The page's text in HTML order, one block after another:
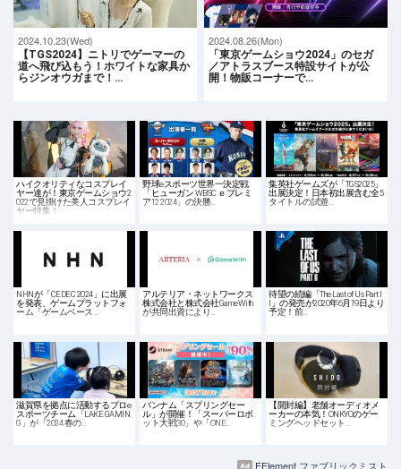
2024.10.23(Wed)
【TGS2024】ニトリでゲーマーの
道へ飛び込もう！ホワイトな家具か
らジンオウガまで！…
2024.08.26(Mon)
「東京ゲームショウ2024」のセガ
／アトラスブース特設サイトが公
開！物販コーナーで…
ハイクオリティなコスプレイ
ヤー達が！東京ゲームショウ2
022で見掛けた美人コスプレイ
ヤー特集！
野球eスポーツ世界一決定戦
「ヒューガン WBSC ｅプレミ
ア12 2024」の決勝…
集英社ゲームズが「TGS2025」
出展決定！日本初出展含む全5
タイトルの試遊…
NHNが「CEDEC 2024」に出展
を発表、ゲームプラットフォ
ーム「ゲームベース…
アルテリア・ネットワークス
株式会社と株式会社GameWith
が共同出資により…
待望の続編「The Last of Us Part I
I」の発売が2020年6月19日より
予定！前…
滋賀県を拠点に活動するプロe
スポーツチーム「LAKE GAMIN
G」が「2024 春の…
バンナム「スプリングセー
ル」が開催！「スーパーロボ
ット大戦30」や「ONE…
【開封編】老舗オーディオメ
ーカーの本気！ONKYOのゲー
ミングヘッドセット…
EFlement ファブリックミスト